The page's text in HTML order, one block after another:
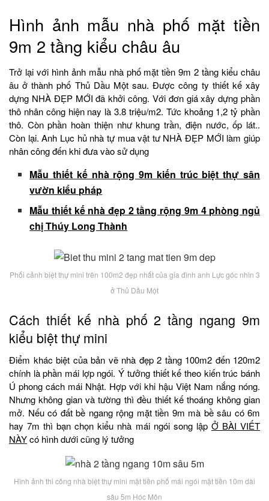
Hình ảnh mẫu nhà phố mặt tiền
9m 2 tầng kiểu châu âu
Trở lại với hình ảnh mẫu nhà phố mặt tiền 9m 2 tầng kiểu châu
âu ở thành phố Thủ Dầu Một sau. Được công ty thiết kế xây
dựng NHÀ ĐẸP MỚI đã khởi công. Với đơn giá xây dựng phần
thô nhân công hiện nay là 3.8 triệu/m2. Tức khoảng 1,2 tỷ phần
thô. Còn phần hoàn thiện như khung trần, điện nước, ốp lát..
Còn lại. Anh Lục hủ nhà tự mua vật tư NHÀ ĐẸP MỚI làm giúp
nhân công đến khi đưa vào sử dụng
Mẫu thiết kế nhà rộng 9m kiến trúc biệt thự sân
vườn kiểu pháp
Mẫu thiết kế nhà đẹp 2 tầng rộng 9m 4 phòng ngủ
chị Thúy Long Thành
Phối cảnh biệt thự mini trên 100m2 đẹp nhất của gia đình anh Lực góc nhìn 3
ở Thủ Dầu Một
Cách thiết kế nhà phố 2 tầng ngang 9m
kiểu biệt thự mini
Điểm khác biệt của bản vẽ nhà đẹp 2 tầng 100m2 đến 120m2
chính là phần mái lợp ngói. Ý tưởng thiết kế theo kiến trúc bánh
Ú phong cách mái Nhật. Hợp với khi hậu Việt Nam nắng nóng.
Nhưng không gian và tường thì đều thiết kế thoáng không gian
mở. Nếu có đất bề ngang rộng mặt tiền 9m mà bề sâu có 6m
hay 7m thì bạn chọn kiểu nhà mái ngói song lập Ở BÀI VIẾT
NÀYcó hình dưới cũng lý tưởng
Hình ảnh thi công nhà biệt thự mini mặt tiền phố mái ngói mặt tiền 10m dài
sâu 5m Hóc Môn